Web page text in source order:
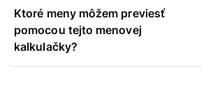
Ktoré meny môžem previesť
pomocou tejto menovej
kalkulačky?